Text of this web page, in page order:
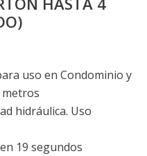
uso en Condominio y
metros
hidráulica. Uso
19 segundos